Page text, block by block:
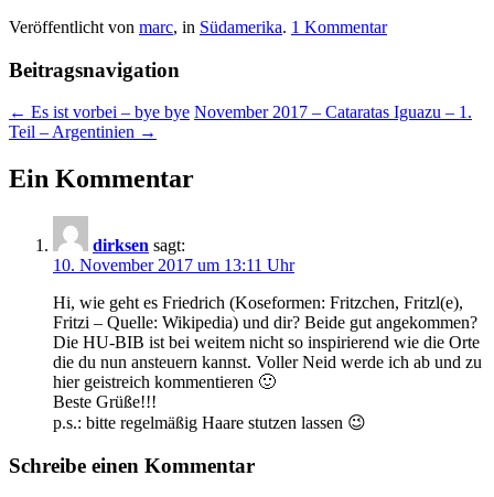
Veröffentlicht von marc, in Südamerika. 1 Kommentar
Beitragsnavigation
← Es ist vorbei – bye bye November 2017 – Cataratas Iguazu – 1.
Teil – Argentinien →
Ein Kommentar
dirksen sagt:
10. November 2017 um 13:11 Uhr
Hi, wie geht es Friedrich (Koseformen: Fritzchen, Fritzl(e),
Fritzi – Quelle: Wikipedia) und dir? Beide gut angekommen?
Die HU-BIB ist bei weitem nicht so inspirierend wie die Orte
die du nun ansteuern kannst. Voller Neid werde ich ab und zu
hier geistreich kommentieren 🙂
Beste Grüße!!!
p.s.: bitte regelmäßig Haare stutzen lassen 😉
Schreibe einen Kommentar